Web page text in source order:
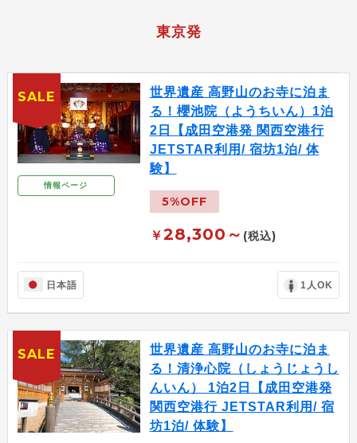
東京発
情報ページ
世界遺産 高野山のお寺に泊ま
る！櫻池院（ようちいん）1泊
2日【成田空港発 関西空港行
JETSTAR利用/ 宿坊1泊/ 体
験】
5%OFF
￥28,300～ (税込)
日本語 1人OK
SALE
世界遺産 高野山のお寺に泊ま
る！清浄心院（しょうじょうし
んいん） 1泊2日【成田空港発
関西空港行 JETSTAR利用/ 宿
坊1泊/ 体験】
SALE